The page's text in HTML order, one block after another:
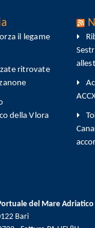
il legame
ritrovate
della Vlora
del Mare
Bari